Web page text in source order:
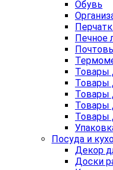
Обувь
Печное
Товары
Товары
Товары
Товары
Товары
Посуда и
Декор
Доски